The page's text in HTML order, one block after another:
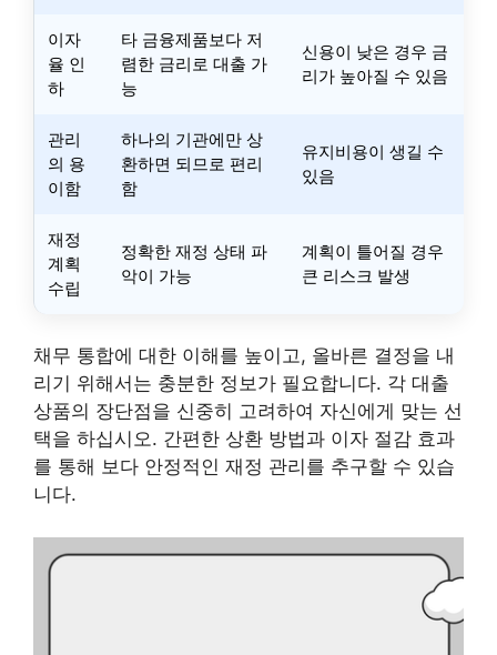
이자
율 인
하
타 금융제품보다 저
렴한 금리로 대출 가
능
신용이 낮은 경우 금
리가 높아질 수 있음
관리
의 용
이함
하나의 기관에만 상
환하면 되므로 편리
함
유지비용이 생길 수
있음
재정
계획
수립
정확한 재정 상태 파
악이 가능
계획이 틀어질 경우
큰 리스크 발생
채무 통합에 대한 이해를 높이고, 올바른 결정을 내
리기 위해서는 충분한 정보가 필요합니다. 각 대출
상품의 장단점을 신중히 고려하여 자신에게 맞는 선
택을 하십시오. 간편한 상환 방법과 이자 절감 효과
를 통해 보다 안정적인 재정 관리를 추구할 수 있습
니다.